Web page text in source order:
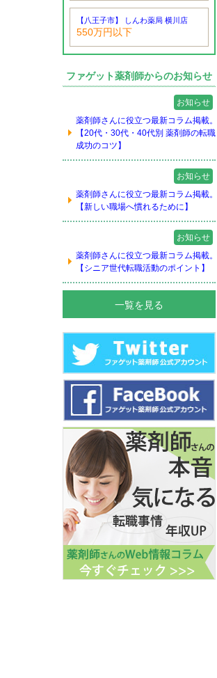
【八王子市】 しんわ薬局 横川店
550万円以下
ファゲット薬剤師からのお知らせ
お知らせ
薬剤師さんに役立つ最新コラム掲載。
【20代・30代・40代別 薬剤師の転職
成功のコツ】
お知らせ
薬剤師さんに役立つ最新コラム掲載。
【新しい職場へ慣れるために】
お知らせ
薬剤師さんに役立つ最新コラム掲載。
【シニア世代転職活動のポイント】
一覧を見る